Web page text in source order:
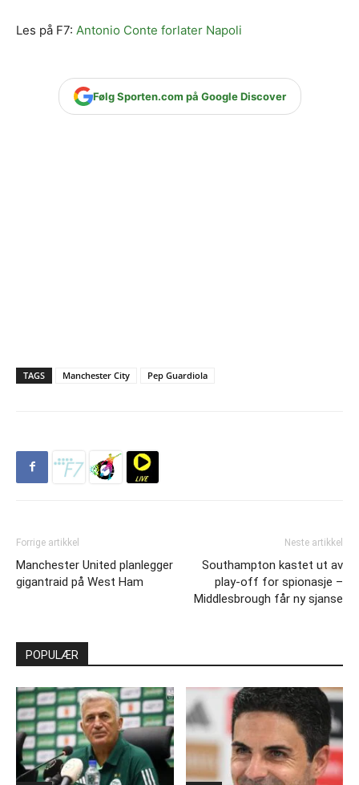
Les på F7: Antonio Conte forlater Napoli
Følg Sporten.com på Google Discover
TAGS Manchester City Pep Guardiola
Forrige artikkel
Manchester United planlegger
gigantraid på West Ham
Neste artikkel
Southampton kastet ut av
play-off for spionasje –
Middlesbrough får ny sjanse
POPULÆR